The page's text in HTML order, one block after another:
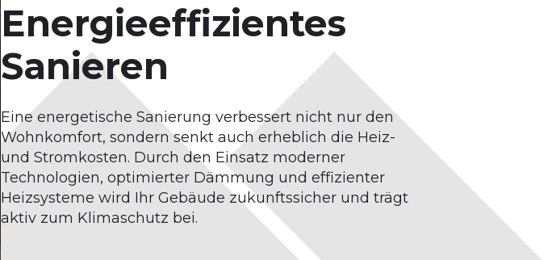
Energieeffizientes
Sanieren
Eine energetische Sanierung verbessert nicht nur den
Wohnkomfort, sondern senkt auch erheblich die Heiz-
und Stromkosten. Durch den Einsatz moderner
Technologien, optimierter Dämmung und effizienter
Heizsysteme wird Ihr Gebäude zukunftssicher und trägt
aktiv zum Klimaschutz bei.